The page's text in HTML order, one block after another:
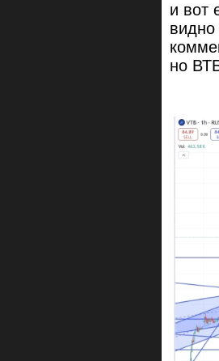
и вот
видно
но